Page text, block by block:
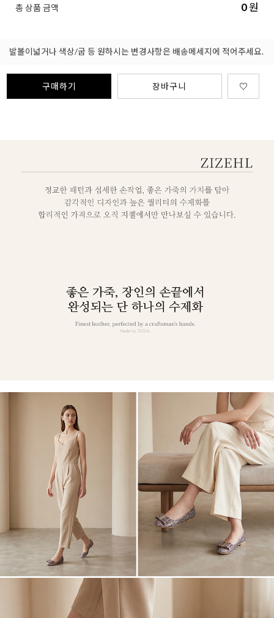
총 상품 금액 0원
발볼이넓거나 색상/굽 등 원하시는 변경사항은 배송메세지에 적어주세요.
구매하기 장바구니 ♡